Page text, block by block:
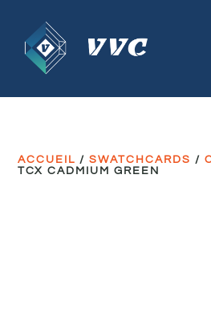
ACCUEIL /SWATCHCARDS /
TCX CADMIUM GREEN